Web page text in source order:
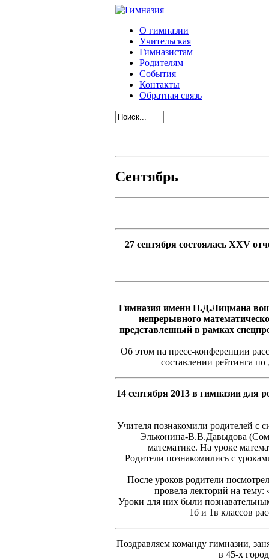
О гимназии
Учительская
Гимназистам
Родителям
События
Контакты
Обратная связь
Сентябрь
27 сентября состоялась XXV
Гимназия имени Н.Д.Лицмана
непрерывного
представленный в рамках
Об этом на пресс-конференции
составлении рейтинга
14 сентября 2013 в гимназии
Учителя познакомили родителей с
Эльконина-В.В.Давыдова
математике. На уроке
Родители познакомились с
После уроков родители
провела лекторий на
Уроки для них были
1б и 1в классов
Поздравляем команду гимназии,
в 45-х